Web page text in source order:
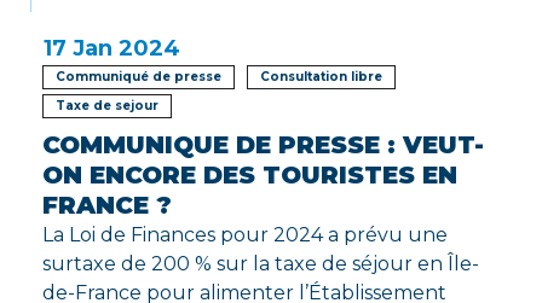
17 Jan 2024
Communiqué de presse
Consultation libre
Taxe de sejour
COMMUNIQUE DE PRESSE : VEUT-
ON ENCORE DES TOURISTES EN
FRANCE ?
La Loi de Finances pour 2024 a prévu une
surtaxe de 200 % sur la taxe de séjour en Île-
de-France pour alimenter l’Établissement